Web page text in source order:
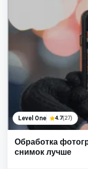
Level One 4.7(27)
Обработка
снимок лучше